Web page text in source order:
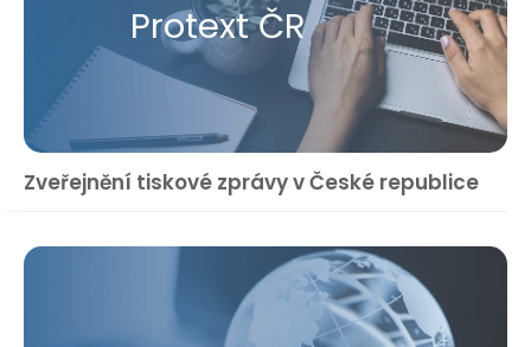
Protext ČR
Zveřejnění tiskové zprávy v České republice